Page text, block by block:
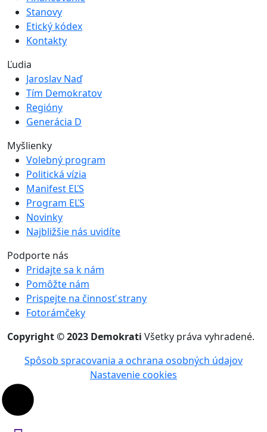
Stanovy
Etický kódex
Kontakty
Ľudia
Jaroslav Naď
Tím Demokratov
Regióny
Generácia D
Myšlienky
Volebný program
Politická vízia
Manifest EĽS
Program EĽS
Novinky
Najbližšie nás uvidíte
Podporte nás
Pridajte sa k nám
Pomôžte nám
Prispejte na činnosť strany
Fotorámčeky
Copyright © 2023 Demokrati Všetky práva vyhradené.
Spôsob spracovania a ochrana osobných údajov
Nastavenie cookies